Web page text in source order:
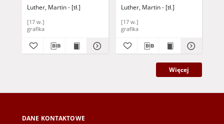
Luther, Martin - [tł.]
[17 w.]
grafika
Luther, Martin - [tł.]
[17 w.]
grafika
Więcej
DANE KONTAKTOWE